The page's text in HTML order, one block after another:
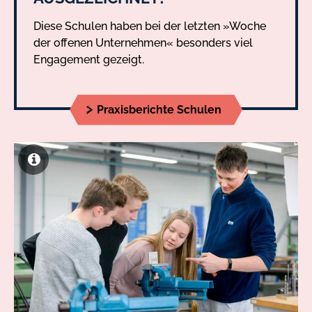
Diese Schulen haben bei der letzten »Woche
der offenen Unternehmen« besonders viel
Engagement gezeigt.
Praxisberichte Schulen